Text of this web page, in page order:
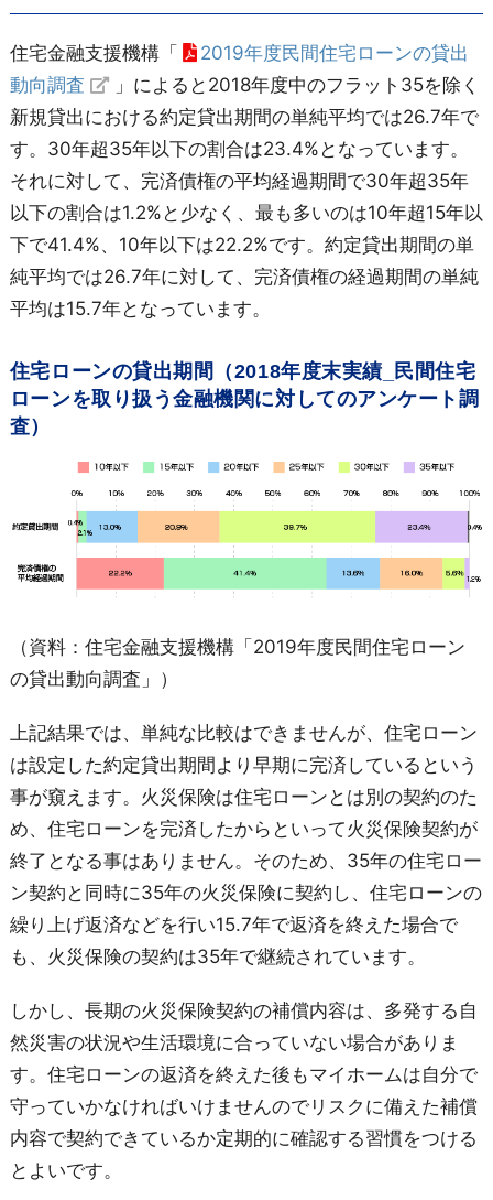
住宅金融支援機構「
2019年度民間住宅ローンの貸出
動向調査
」によると2018年度中のフラット35を除く
新規貸出における約定貸出期間の単純平均では26.7年で
す。30年超35年以下の割合は23.4%となっています。
それに対して、完済債権の平均経過期間で30年超35年
以下の割合は1.2%と少なく、最も多いのは10年超15年以
下で41.4%、10年以下は22.2%です。約定貸出期間の単
純平均では26.7年に対して、完済債権の経過期間の単純
平均は15.7年となっています。
住宅ローンの貸出期間（2018年度末実績_民間住宅
ローンを取り扱う金融機関に対してのアンケート調
査）
（資料：住宅金融支援機構「2019年度民間住宅ローン
の貸出動向調査」）
上記結果では、単純な比較はできませんが、住宅ローン
は設定した約定貸出期間より早期に完済しているという
事が窺えます。火災保険は住宅ローンとは別の契約のた
め、住宅ローンを完済したからといって火災保険契約が
終了となる事はありません。そのため、35年の住宅ロー
ン契約と同時に35年の火災保険に契約し、住宅ローンの
繰り上げ返済などを行い15.7年で返済を終えた場合で
も、火災保険の契約は35年で継続されています。
しかし、長期の火災保険契約の補償内容は、多発する自
然災害の状況や生活環境に合っていない場合がありま
す。住宅ローンの返済を終えた後もマイホームは自分で
守っていかなければいけませんのでリスクに備えた補償
内容で契約できているか定期的に確認する習慣をつける
とよいです。